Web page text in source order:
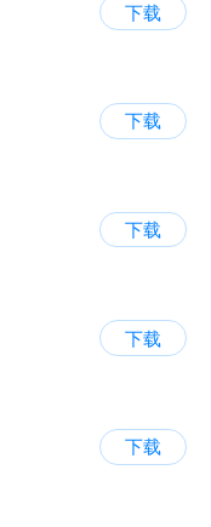
下载
下载
下载
下载
下载